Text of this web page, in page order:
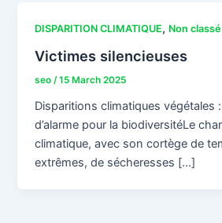
DISPARITION CLIMATIQUE, Non classé
Victimes silencieuses
seo/15 March 2025
Disparitions climatiques végétales
d’alarme pour la biodiversitéLe
climatique, avec son cortège de
extrêmes, de sécheresses […]